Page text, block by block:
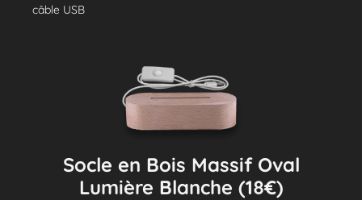
câble USB
Socle en Bois Massif Oval
Lumière Blanche (18€)